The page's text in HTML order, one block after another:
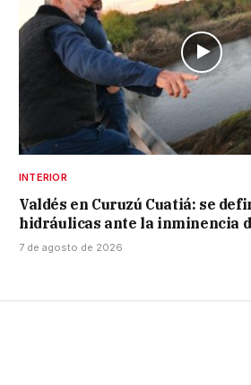
INTERIOR
Valdés en Curuzú Cuatiá: se
hidráulicas ante la inminencia
7 de agosto de 2026